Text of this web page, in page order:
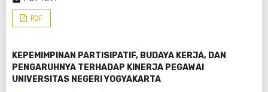
PDF
KEPEMIMPINAN PARTISIPATIF, BUDAYA KERJA, DAN
PENGARUHNYA TERHADAP KINERJA PEGAWAI
UNIVERSITAS NEGERI YOGYAKARTA